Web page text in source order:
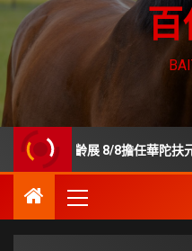
樂齡展 8/8擔任華陀扶元堂一